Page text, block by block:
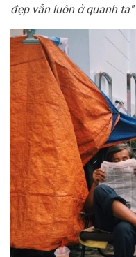
đẹp vẫn luôn ở quanh ta.”